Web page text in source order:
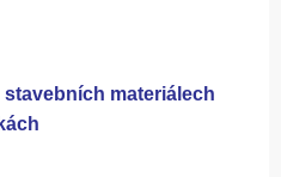
materiálech